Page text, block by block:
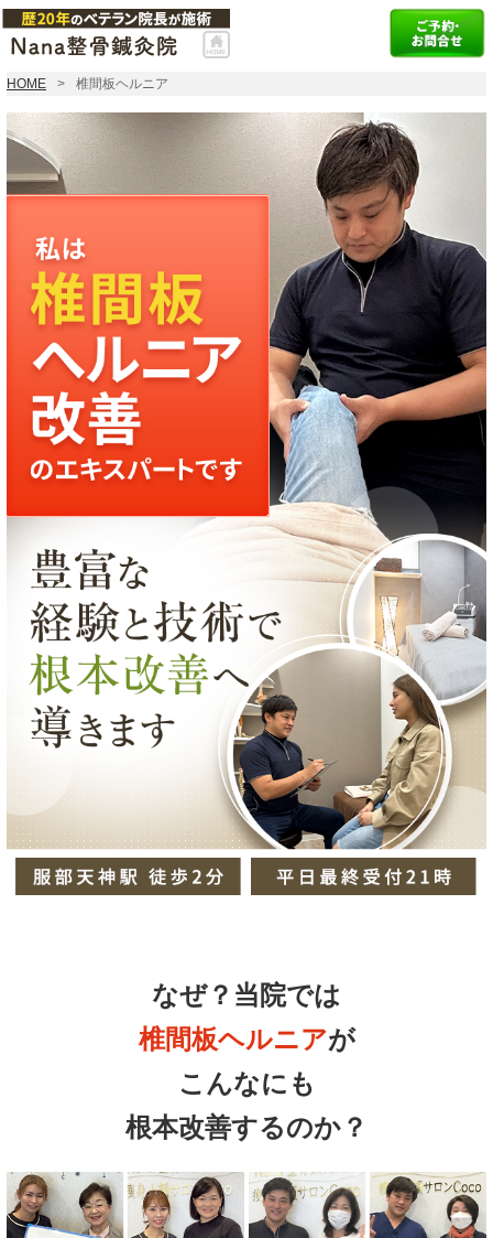
HOME 椎間板ヘルニア
なぜ？当院では
椎間板ヘルニアが
こんなにも
根本改善するのか？